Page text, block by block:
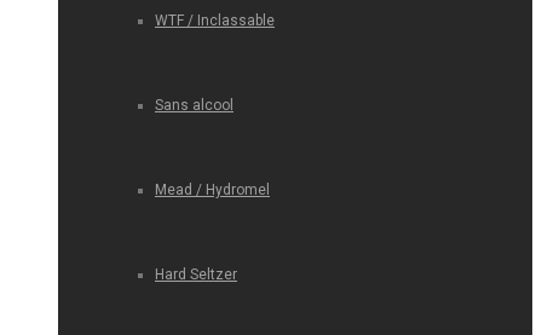
WTF / Inclassable
Sans alcool
Mead / Hydromel
Hard Seltzer